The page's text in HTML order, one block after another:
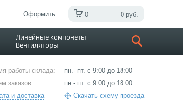
Оформить 0 0 руб.
Линейные компонеты
Вентиляторы
работы склада:
заказов:
и доставка
пн.- пт. с 9:00 до 18:00
пн.- пт. с 9:00 до 18:00
Скачать схему проезда